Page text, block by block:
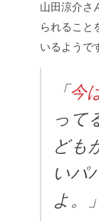
山田涼介さ
られること
いるようで
「 今
って
ども
いパ
よ。」